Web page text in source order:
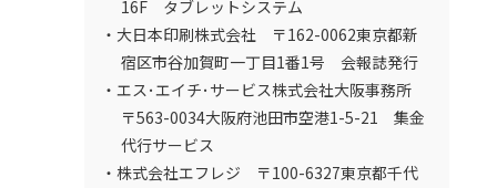
16F タブレットシステム
・大日本印刷株式会社 〒162-0062東京都新
宿区市谷加賀町一丁目1番1号 会報誌発行
・エス･エイチ･サービス株式会社大阪事務所
〒563-0034大阪府池田市空港1-5-21 集金
代行サービス
・株式会社エフレジ 〒100-6327東京都千代